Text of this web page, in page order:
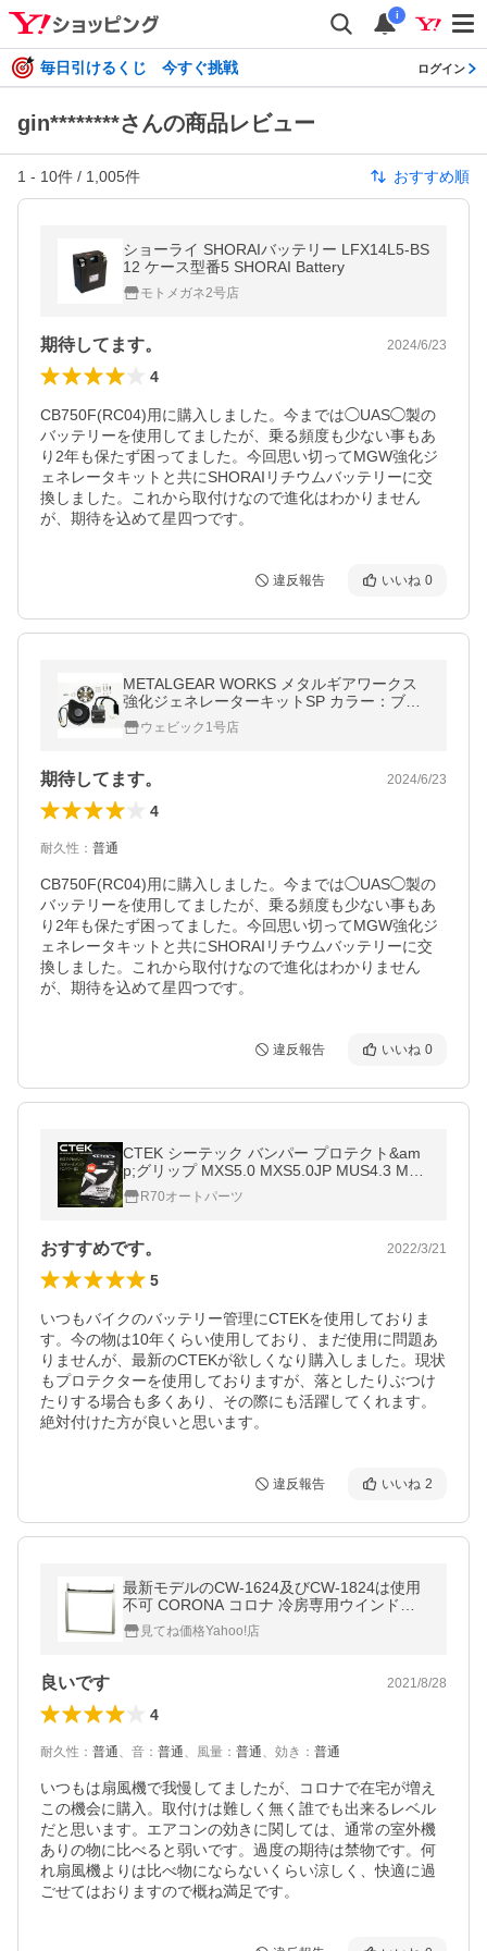
i
毎日引けるくじ 今すぐ挑戦 ログイン
gin********さんの商品レビュー
1 - 10件 / 1,005件 おすすめ順
ショーライ SHORAIバッテリー LFX14L5-BS
12 ケース型番5 SHORAI Battery
モトメガネ2号店
期待してます。 2024/6/23
4
CB750F(RC04)用に購入しました。今までは◯UAS◯製の
バッテリーを使用してましたが、乗る頻度も少ない事もあ
り2年も保たず困ってました。今回思い切ってMGW強化ジ
ェネレータキットと共にSHORAIリチウムバッテリーに交
換しました。これから取付けなので進化はわかりません
が、期待を込めて星四つです。
違反報告 いいね 0
METALGEAR WORKS メタルギアワークス
強化ジェネレーターキットSP カラー：ブラ
ック CB750F CB900F CB1100F CB1100R H
ONDA ホンダ 電装系
ウェビック1号店
期待してます。 2024/6/23
4
耐久性 ： 普通
CB750F(RC04)用に購入しました。今までは◯UAS◯製の
バッテリーを使用してましたが、乗る頻度も少ない事もあ
り2年も保たず困ってました。今回思い切ってMGW強化ジ
ェネレータキットと共にSHORAIリチウムバッテリーに交
換しました。これから取付けなので進化はわかりません
が、期待を込めて星四つです。
違反報告 いいね 0
CTEK シーテック バンパー プロテクト&am
p;グリップ MXS5.0 MXS5.0JP MUS4.3 MUS
3300 等に対応
R70オートパーツ
おすすめです。 2022/3/21
5
いつもバイクのバッテリー管理にCTEKを使用しておりま
す。今の物は10年くらい使用しており、まだ使用に問題あ
りませんが、最新のCTEKが欲しくなり購入しました。現状
もプロテクターを使用しておりますが、落としたりぶつけ
たりする場合も多くあり、その際にも活躍してくれます。
絶対付けた方が良いと思います。
違反報告 いいね 2
最新モデルのCW-1624及びCW-1824は使用
不可 CORONA コロナ 冷房専用ウインドエ
アコン CW用 テラス窓用取り付け枠 WT-8
見てね価格Yahoo!店
良いです 2021/8/28
4
耐久性 ： 普通、 音 ： 普通、 風量 ： 普通、 効き ： 普通
いつもは扇風機で我慢してましたが、コロナで在宅が増え
この機会に購入。取付けは難しく無く誰でも出来るレベル
だと思います。エアコンの効きに関しては、通常の室外機
ありの物に比べると弱いです。過度の期待は禁物です。何
れ扇風機よりは比べ物にならないくらい涼しく、快適に過
ごせてはおりますので概ね満足です。